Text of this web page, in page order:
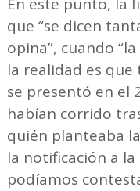
En este punto, la
que “se dicen
opina”, cuando
la realidad es
se presentó en el
habían corrido
quién planteaba
la notificación a la
podíamos